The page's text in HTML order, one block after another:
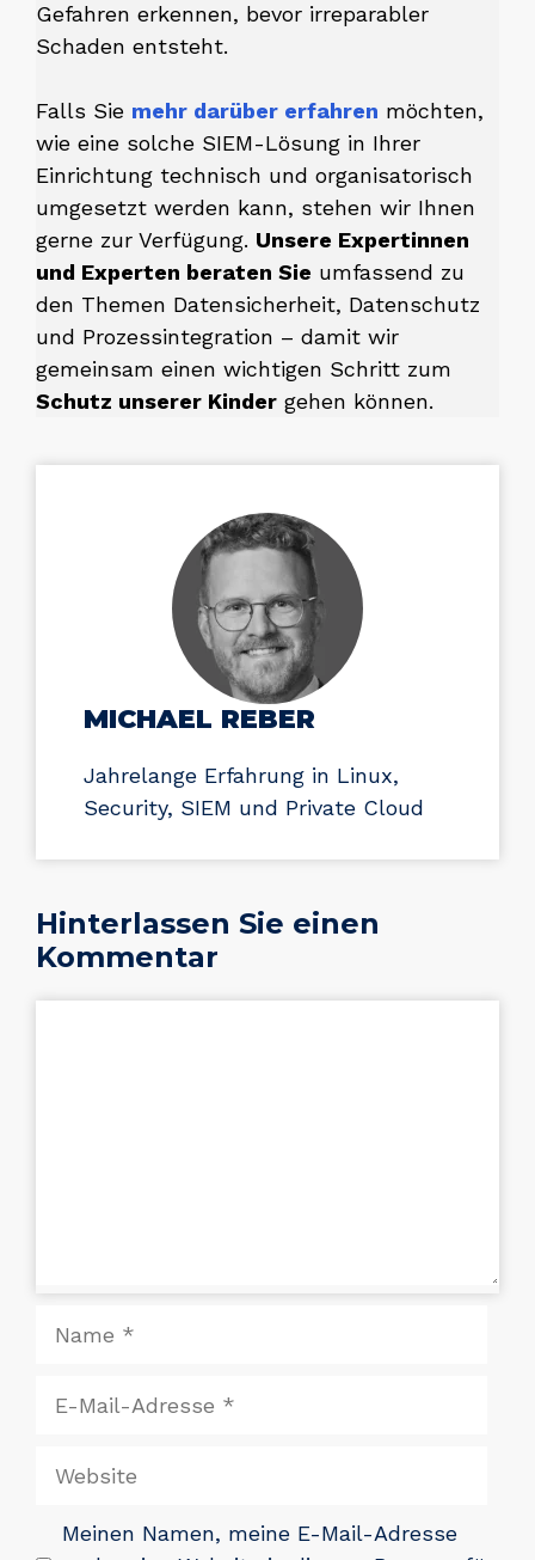
Gefahren erkennen, bevor irreparabler
Schaden entsteht.
Falls Sie mehr darüber erfahren möchten,
wie eine solche SIEM-Lösung in Ihrer
Einrichtung technisch und organisatorisch
umgesetzt werden kann, stehen wir Ihnen
gerne zur Verfügung. Unsere Expertinnen
und Experten beraten Sie umfassend zu
den Themen Datensicherheit, Datenschutz
und Prozessintegration – damit wir
gemeinsam einen wichtigen Schritt zum
Schutz unserer Kinder gehen können.
MICHAEL REBER
Jahrelange Erfahrung in Linux,
Security, SIEM und Private Cloud
Hinterlassen Sie einen
Kommentar
Meinen Namen, meine E-Mail-Adresse